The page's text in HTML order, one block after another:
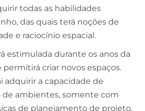
todas as habilidades
das quais terá noções de
e raciocínio espacial.
estimulada durante os anos da
permitirá criar novos espaços.
adquirir a capacidade de
de ambientes, somente com
de planejamento de projeto.